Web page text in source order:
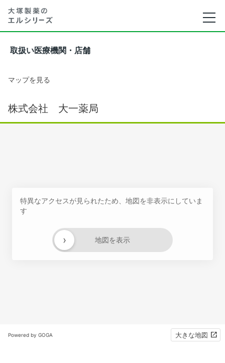
取扱い医療機関・店舗
マップを見る
株式会社 大一薬局
特異なアクセスが見られたため、地図を非表示にしていま
す
地図を表示
›
Powered by GOGA 大きな地図